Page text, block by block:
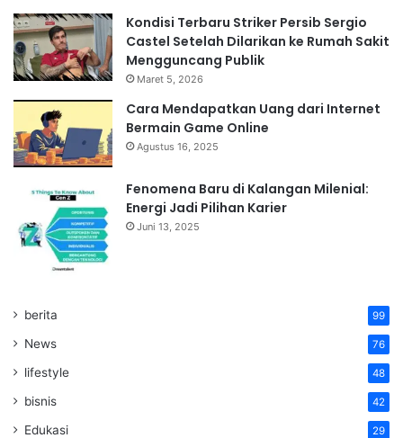
Kondisi Terbaru Striker Persib Sergio
Castel Setelah Dilarikan ke Rumah Sakit
Mengguncang Publik
Maret 5, 2026
Cara Mendapatkan Uang dari Internet
Bermain Game Online
Agustus 16, 2025
Fenomena Baru di Kalangan Milenial:
Energi Jadi Pilihan Karier
Juni 13, 2025
berita 99
News 76
lifestyle 48
bisnis 42
Edukasi 29